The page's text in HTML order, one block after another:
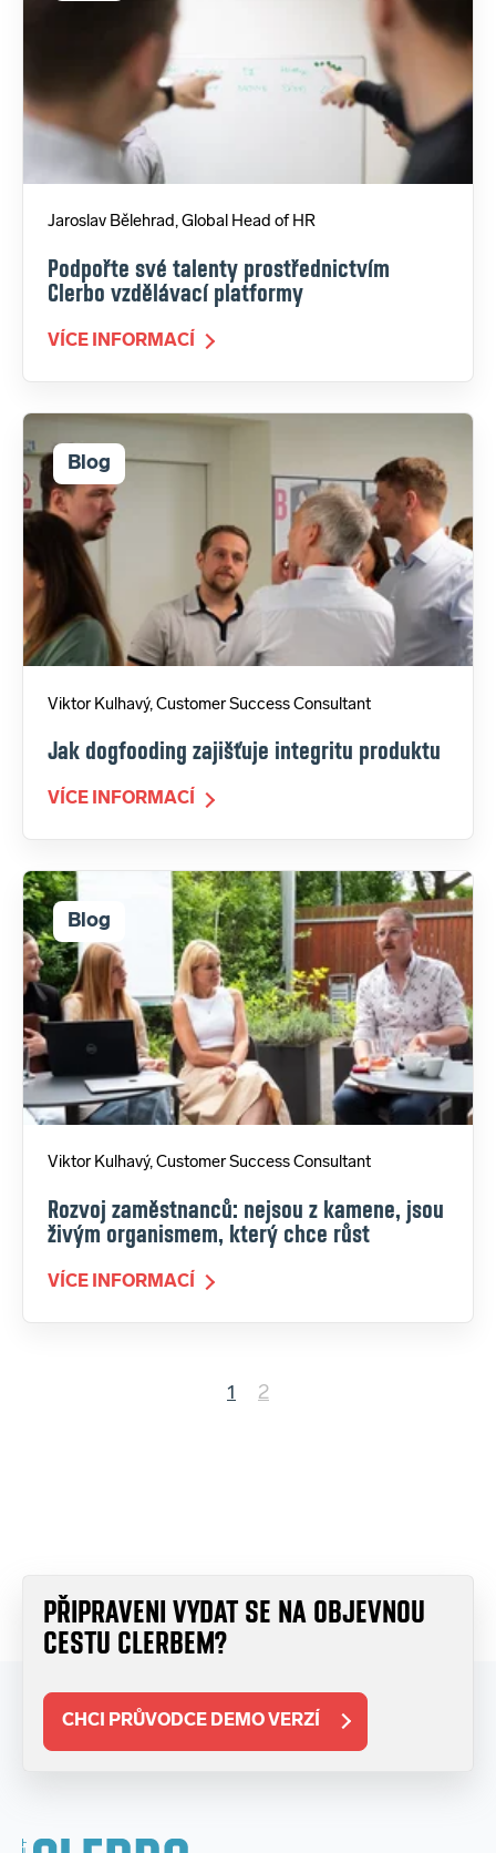
Jaroslav Bělehrad, Global Head of HR
Podpořte své talenty prostřednictvím
Clerbo vzdělávací platformy
VÍCE INFORMACÍ
Blog
Viktor Kulhavý, Customer Success Consultant
Jak dogfooding zajišťuje integritu produktu
VÍCE INFORMACÍ
Blog
Viktor Kulhavý, Customer Success Consultant
Rozvoj zaměstnanců: nejsou z kamene, jsou
živým organismem, který chce růst
VÍCE INFORMACÍ
1 2
PŘIPRAVENI VYDAT SE NA OBJEVNOU
CESTU CLERBEM?
CHCI PRŮVODCE DEMO VERZÍ